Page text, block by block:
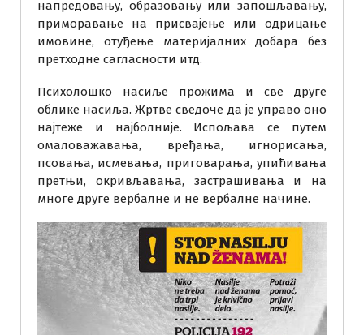
напредовању, образовању или запошљавању,
приморавање на присвајење или одрицање
имовине, отуђење материјалних добара без
претходне сагласности итд.
Психолошко насиље прожима и све друге
облике насиља. Жртве сведоче да је управо оно
најтеже и најболније. Испољава се путем
омаловажавања, вређања, игнорисања,
псовања, исмевања, приговарања, упићивања
претњи, окривљавања, застрашивања и на
многе друге вербалне и не вербалне начине.